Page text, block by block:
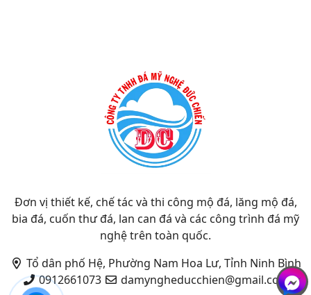
Đơn vị thiết kế, chế tác và thi công mộ đá, lăng mộ đá,
bia đá, cuốn thư đá, lan can đá và các công trình đá mỹ
nghệ trên toàn quốc.
Tổ dân phố Hệ, Phường Nam Hoa Lư, Tỉnh Ninh Bình
0912661073
damyngheducchien@gmail.com